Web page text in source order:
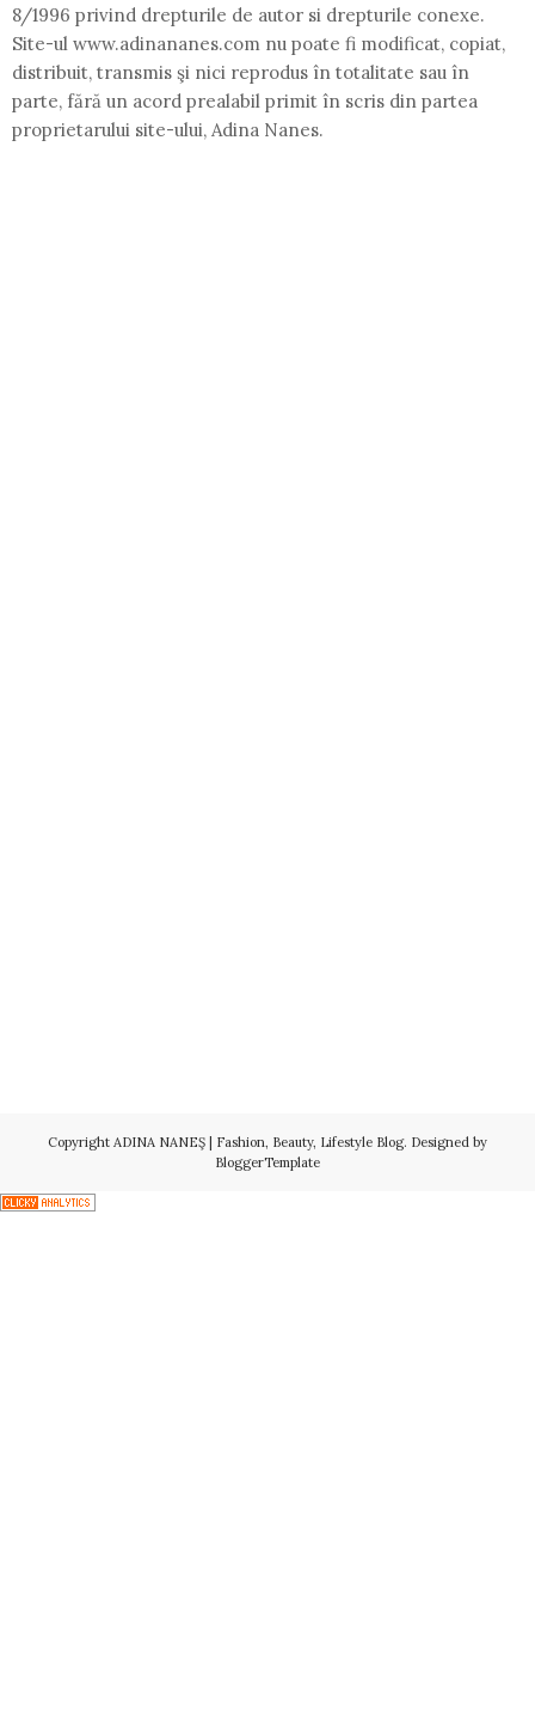
8/1996 privind drepturile de autor si drepturile conexe.
Site-ul www.adinananes.com nu poate fi modificat, copiat,
distribuit, transmis şi nici reprodus în totalitate sau în
parte, fără un acord prealabil primit în scris din partea
proprietarului site-ului, Adina Nanes.
Copyright ADINA NANEŞ | Fashion, Beauty, Lifestyle Blog. Designed by
BloggerTemplate